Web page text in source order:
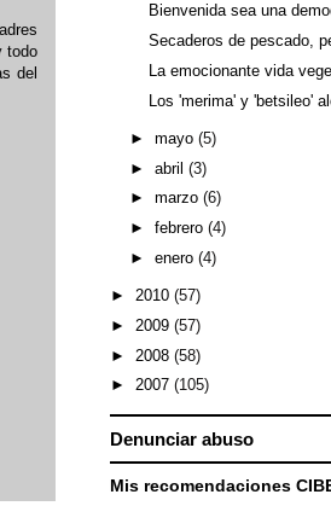
todo
del
Bienvenida sea una
Secaderos de pescado,
La emocionante vida
Los 'merima' y 'betsileo'
► mayo (5)
► abril (3)
► marzo (6)
► febrero (4)
► enero (4)
► 2010 (57)
► 2009 (57)
► 2008 (58)
► 2007 (105)
Denunciar abuso
Mis recomendaciones